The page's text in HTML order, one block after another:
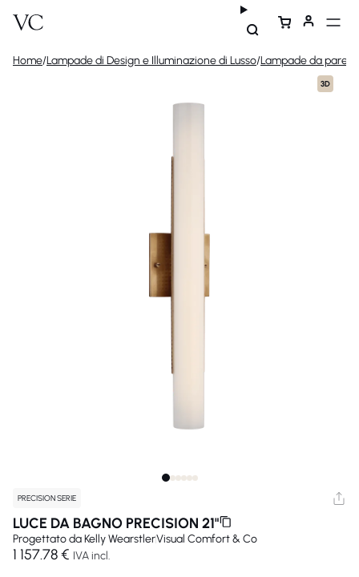
Home/Lampade di Design e Illuminazione di Lusso/Lampade da
3D
PRECISION SERIE
LUCE DA BAGNO PRECISION 21"
Progettato daKelly WearstlerVisual Comfort & Co
1 157.78 € IVA incl.